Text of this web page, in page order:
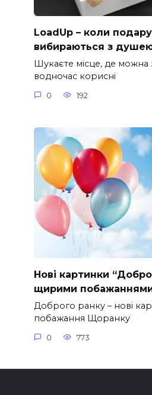
LoadUp – коли
вибираються з
Шукаєте місце, де можна
водночас корисні
0 192
Нові картинки
щирими
Доброго ранку – нові
побажання Щоранку
0 773